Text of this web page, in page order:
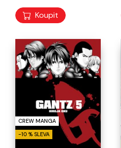
Koupit
CREW MANGA
-10 % SLEVA